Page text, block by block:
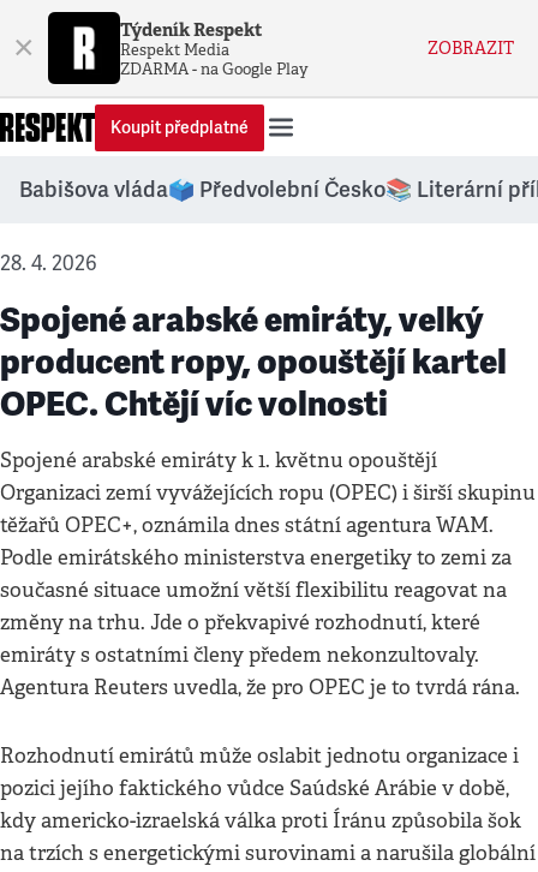
× Týdeník Respekt
Respekt Media
ZDARMA - na Google Play
ZOBRAZIT
Koupit předplatné
Babišova vláda🗳️ Předvolební Česko📚 Literární
28. 4. 2026
Spojené arabské emiráty, velký
producent ropy, opouštějí kartel
OPEC. Chtějí víc volnosti
Spojené arabské emiráty k 1. květnu opouštějí
Organizaci zemí vyvážejících ropu (OPEC) i širší skupinu
těžařů OPEC+, oznámila dnes státní agentura WAM.
Podle emirátského ministerstva energetiky to zemi za
současné situace umožní větší flexibilitu reagovat na
změny na trhu. Jde o překvapivé rozhodnutí, které
emiráty s ostatními členy předem nekonzultovaly.
Agentura Reuters uvedla, že pro OPEC je to tvrdá rána.
Rozhodnutí emirátů může oslabit jednotu organizace i
pozici jejího faktického vůdce Saúdské Arábie v době,
kdy americko-izraelská válka proti Íránu způsobila šok
na trzích s energetickými surovinami a narušila globální